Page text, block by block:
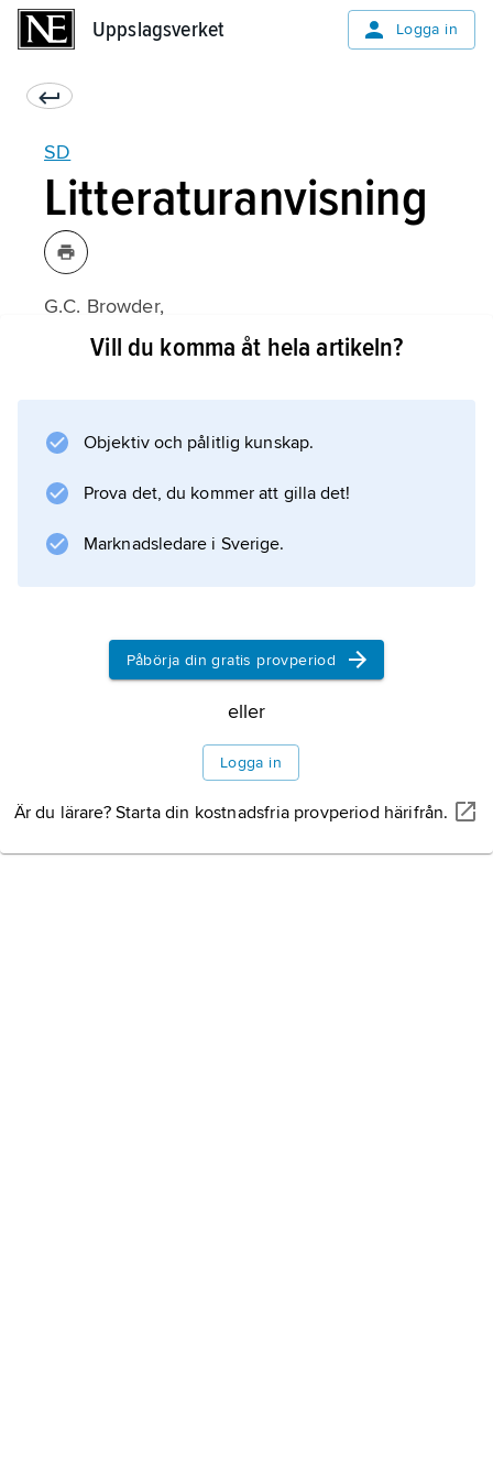
Uppslagsverket Logga in
SD
Litteraturanvisning
G.C. Browder,
Foundations of the Nazi Police State: The
Information om artikeln
Vill du komma åt hela artikeln?
Objektiv och pålitlig kunskap.
Prova det, du kommer att gilla det!
Marknadsledare i Sverige.
Påbörja din gratis provperiod
eller
Logga in
Är du lärare? Starta din kostnadsfria provperiod härifrån.